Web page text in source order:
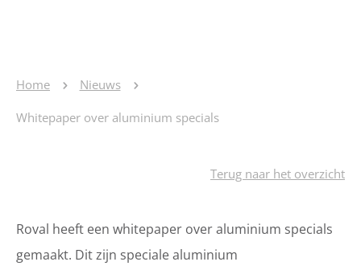
Home Nieuws
Whitepaper over aluminium specials
Terug naar het overzicht
Roval heeft een whitepaper over aluminium specials
gemaakt. Dit zijn speciale aluminium